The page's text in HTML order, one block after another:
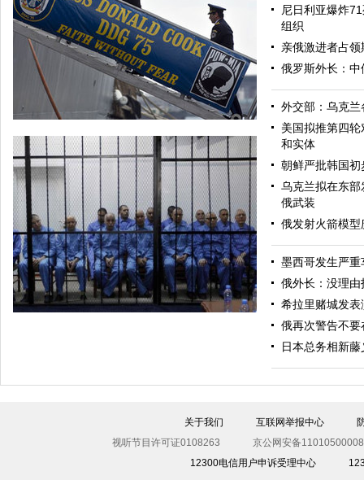
美军导弹驱逐舰抵达黑海旨在威慑俄罗斯
利比亚法庭开审卡扎菲政权高官
尼日利亚爆炸
组织
亲俄激进者占
俄罗斯外长：
外交部：乌克
美国拟推第四
和实体
朝鲜严批韩国
乌克兰拟在东
俄武装
俄发射火箭模
墨西哥发生严
俄外长：没理
希拉里赌城发
俄再次警告不
日本总务相新
关于我们 互联网举报中心
视听节目许可证0108263
京公网安备
12300电信用户申诉受理中心